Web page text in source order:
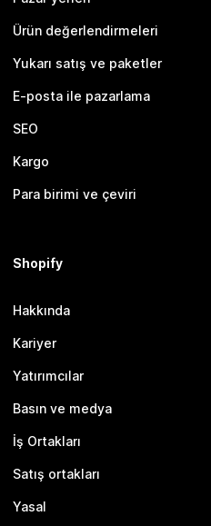
Ürün değerlendirmeleri
Yukarı satış ve paketler
E-posta ile pazarlama
SEO
Kargo
Para birimi ve çeviri
Shopify
Hakkında
Kariyer
Yatırımcılar
Basın ve medya
İş Ortakları
Satış ortakları
Yasal